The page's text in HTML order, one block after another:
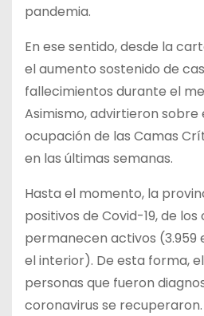
pandemia.
En ese sentido, desde la
el aumento sostenido de
fallecimientos durante el
Asimismo, advirtieron
ocupación de las Camas
en las últimas semanas.
Hasta el momento, la
positivos de Covid-19, de los
permanecen activos (3.959
el interior). De esta forma,
personas que fueron
coronavirus se